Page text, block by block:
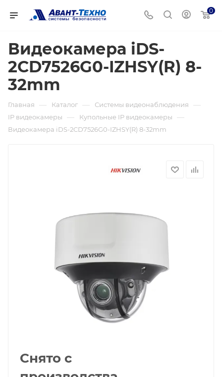
0
Видеокамера iDS-
2CD7526G0-IZHSY(R) 8-
32mm
Главная — Каталог — Системы видеонаблюдения —
IP видеокамеры — Купольные IP видеокамеры —
Видеокамера iDS-2CD7526G0-IZHSY(R) 8-32mm
Снято с